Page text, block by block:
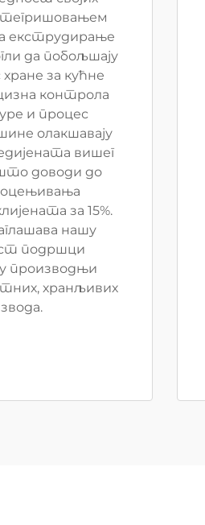
екструдирање
да побољшају
за кућне
контрола
и процес
олакшавају
вишег
доводи до
за 15%.
нашу
подршци
производњи
хранљивих